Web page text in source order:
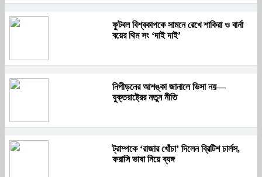
ফুটবল বিশ্বকাপকে সামনে রেখে শাকিরা ও বার্না
বয়ের থিম সং ‘দাই দাই’
নিপীড়নের আশঙ্কা জানালে ভিসা নয়—
যুক্তরাষ্ট্রের নতুন নীতি
ট্রাম্পকে ‘রাজার খোঁচা’ দিলেন ব্রিটিশ চার্লস,
ফরাসি ভাষা নিয়ে ব্যঙ্গ